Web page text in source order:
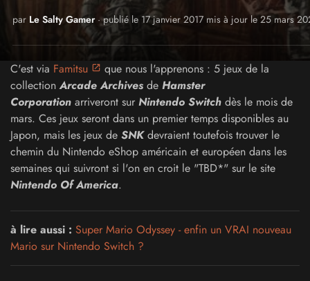
par Le Salty Gamer· publié le 17 janvier 2017 mis à jour le 25 mars
C'est via Famitsu
que nous l'apprenons : 5 jeux de la
collectionArcade Archives de Hamster
Corporation arriveront sur Nintendo Switch dès le mois de
mars. Ces jeux seront dans un premier temps disponibles au
Japon, mais les jeux de SNKdevraient toutefois trouver le
chemin du Nintendo eShop américain et européen dans les
semaines qui suivront si l'on en croit le "TBD*" sur le site
Nintendo Of America.
à lire aussi : Super Mario Odyssey - enfin un VRAI nouveau
Mario sur Nintendo Switch ?